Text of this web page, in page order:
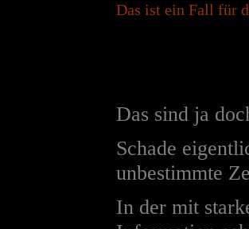
Das ist ein Fall für
Das sind ja
Schade
unbestimmte
In der mit